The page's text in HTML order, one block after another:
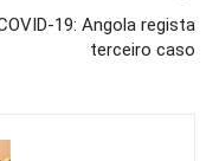
19: Angola regista
terceiro caso